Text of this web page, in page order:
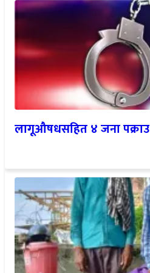
लागूऔषधसहित ४ जना पक्राउ